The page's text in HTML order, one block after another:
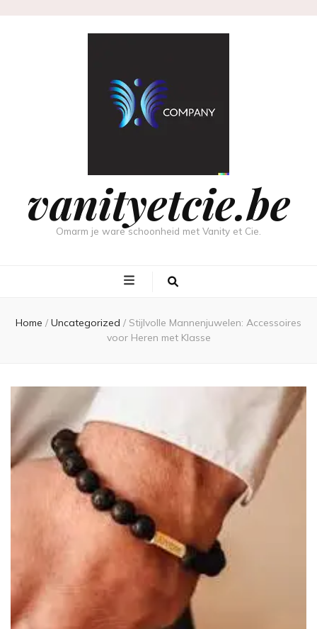
vanityetcie.be
Omarm je ware schoonheid met Vanity et Cie.
Home / Uncategorized / Stijlvolle Mannenjuwelen: Accessoires
voor Heren met Klasse